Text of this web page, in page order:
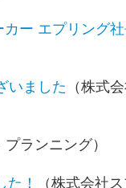
ー エプリング
いました （株式
ランニング）
！ （株式会社